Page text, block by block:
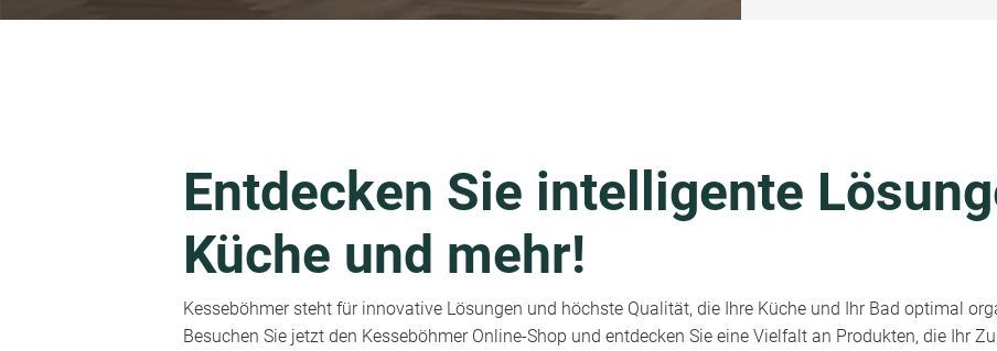
Entdecken Sie intelligente
Küche und mehr!
Kesseböhmer steht für innovative Lösungen und höchste Qualität, die Ihre Küche und Ihr Bad optimal
Besuchen Sie jetzt den Kesseböhmer Online-Shop und entdecken Sie eine Vielfalt an Produkten, die Ihr